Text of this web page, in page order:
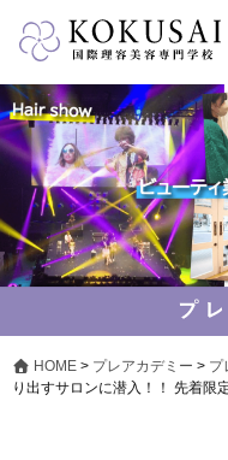
HOME > プレアカデミー > プ
り出すサロンに潜入！！ 先着限